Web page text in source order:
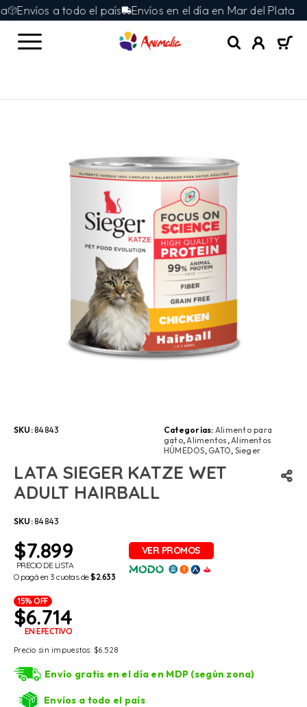
Envíos a todo el país Envíos en el día en Mar del Plata
SKU:84843 Categorías: Alimento para
gato,Alimentos ,Alimentos
HÚMEDOS, GATO, Sieger
LATA SIEGER KATZE WET
ADULT HAIRBALL
SKU:84843
$7.899
PRECIO DE LISTA
O pagá en 3 cuotas de$2.633
15% OFF
$6.714
EN EFECTIVO
Precio sin impuestos:$6.528
Envío gratis en el día en MDP (según zona)
Envíos a todo el país